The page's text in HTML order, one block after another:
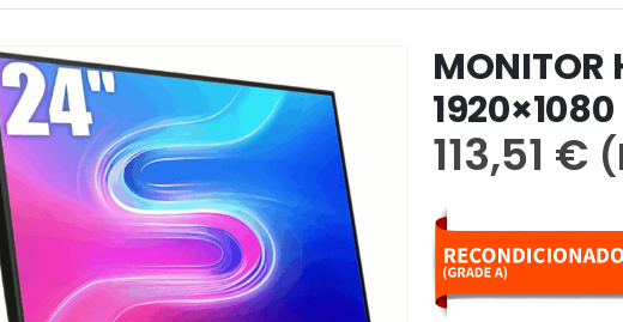
MONITOR
113,51 €